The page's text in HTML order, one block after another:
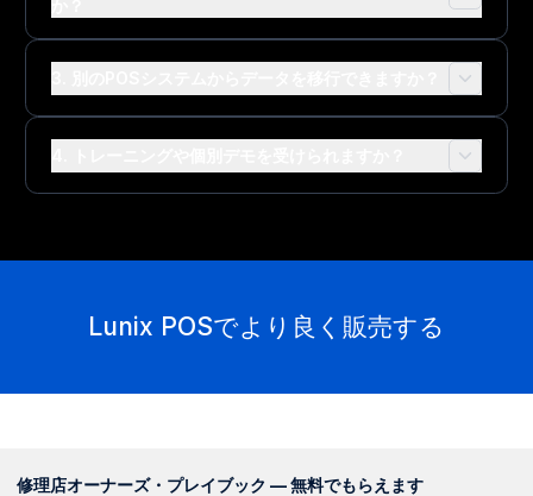
Lunix POSでより良く販売する
修理店オーナーズ・プレイブック — 無料でもらえます